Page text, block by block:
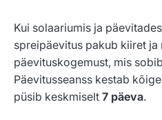
Kui solaariumis ja
spreipäevitus pakub kiiret ja
päevituskogemust, mis
Päevitusseanss kestab
püsib keskmiselt 7 päeva.